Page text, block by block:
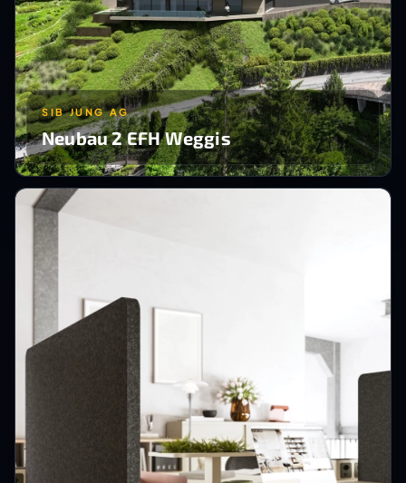
SIB JUNG AG
Neubau 2 EFH Weggis